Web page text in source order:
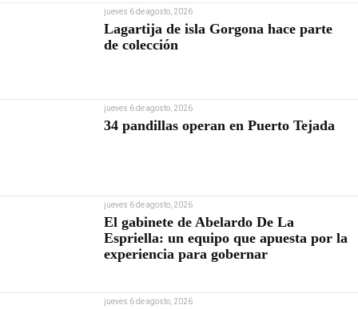
jueves 6 de agosto, 2026
Lagartija de isla Gorgona hace parte
de colección
jueves 6 de agosto, 2026
34 pandillas operan en Puerto Tejada
jueves 6 de agosto, 2026
El gabinete de Abelardo De La
Espriella: un equipo que apuesta por la
experiencia para gobernar
jueves 6 de agosto, 2026